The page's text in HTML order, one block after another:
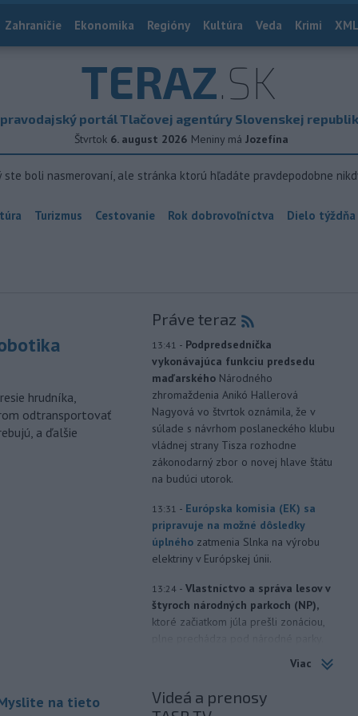
Zahraničie Ekonomika Regióny Kultúra Veda Krimi
TERAZ.SK
portál Tlačovej agentúry Slovenskej
Štvrtok 6. august 2026 Meniny má Jozefína
ste boli nasmerovaní, ale stránka ktorú hľadáte pravdepodobne
Turizmus Cestovanie Rok dobrovoľníctva Dielo týždňa
hrudníka,
odtransportovať
a ďalšie
na tieto
Práve teraz
13:41 - Podpredsedníčka
vykonávajúca funkciu predsedu
maďarského Národného
zhromaždenia Anikó Hallerová
Nagyová vo štvrtok oznámila, že v
súlade s návrhom poslaneckého klubu
vládnej strany Tisza rozhodne
zákonodarný zbor o novej hlave štátu
na budúci utorok.
13:31 - Európska komisia (EK) sa
pripravuje na možné dôsledky
úplného zatmenia Slnka na výrobu
elektriny v Európskej únii.
13:24 - Vlastníctvo a správa lesov v
štyroch národných parkoch (NP),
ktoré začiatkom júla prešli zonáciou,
lesnými požiarmina západnom
Viac
Videá a prenosy